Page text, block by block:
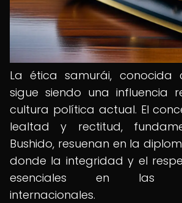
La ética samurái, conocida
sigue siendo una influencia
cultura política actual. El
lealtad y rectitud,
Bushido, resuenan en la
donde la integridad y el
esenciales en las
internacionales.